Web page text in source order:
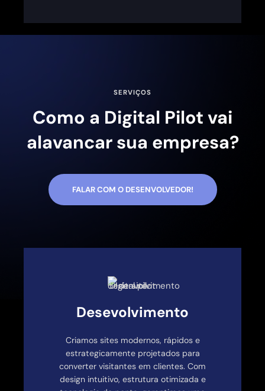
SERVIÇOS
Como a Digital Pilot vai
alavancar sua empresa?
FALAR COM O DESENVOLVEDOR!
Desevolvimento
Criamos sites modernos, rápidos e
estrategicamente projetados para
converter visitantes em clientes. Com
design intuitivo, estrutura otimizada e